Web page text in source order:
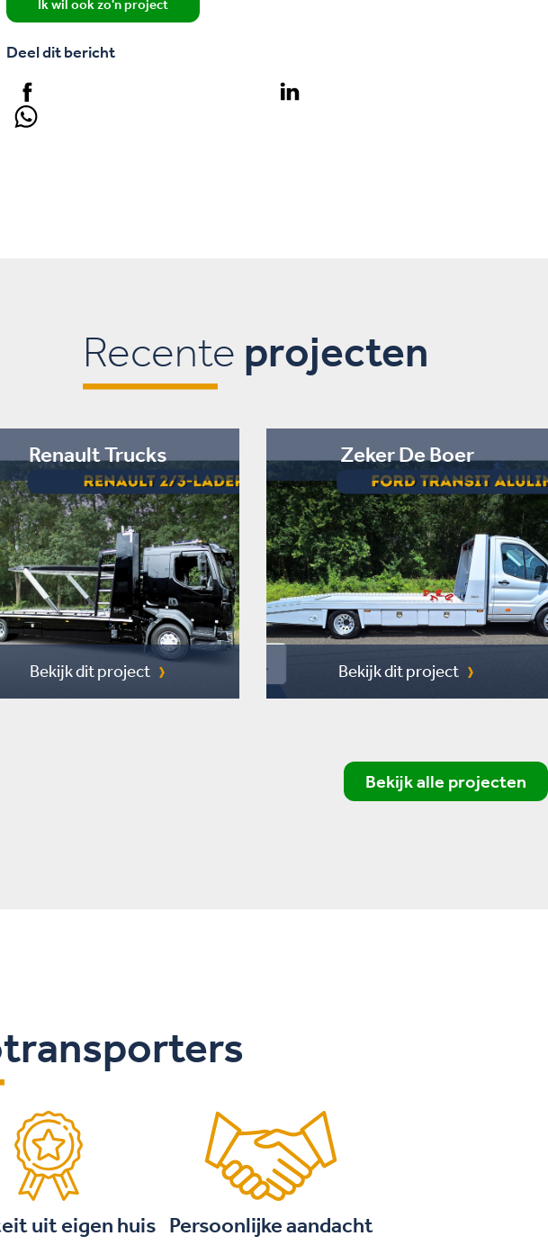
Ik wil ook zo'n project
Deel dit bericht
Recente projecten
Renault Trucks
Bekijk dit project
Zeker De Boer
Bekijk dit project
Bekijk alle projecten
uit eigen huis Persoonlijke aandacht